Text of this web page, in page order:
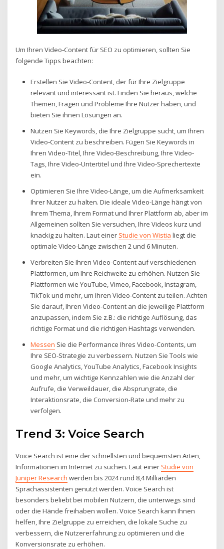
Um Ihren Video-Content für SEO zu optimieren, sollten Sie
folgende Tipps beachten:
Erstellen Sie Video-Content, der für Ihre Zielgruppe
relevant und interessant ist. Finden Sie heraus, welche
Themen, Fragen und Probleme Ihre Nutzer haben, und
bieten Sie ihnen Lösungen an.
Nutzen Sie Keywords, die Ihre Zielgruppe sucht, um Ihren
Video-Content zu beschreiben. Fügen Sie Keywords in
Ihren Video-Titel, Ihre Video-Beschreibung, Ihre Video-
Tags, Ihre Video-Untertitel und Ihre Video-Sprechertexte
ein.
Optimieren Sie Ihre Video-Länge, um die Aufmerksamkeit
Ihrer Nutzer zu halten. Die ideale Video-Länge hängt von
Ihrem Thema, Ihrem Format und Ihrer Plattform ab, aber im
Allgemeinen sollten Sie versuchen, Ihre Videos kurz und
knackig zu halten. Laut einer Studie von Wistia liegt die
optimale Video-Länge zwischen 2 und 6 Minuten.
Verbreiten Sie Ihren Video-Content auf verschiedenen
Plattformen, um Ihre Reichweite zu erhöhen. Nutzen Sie
Plattformen wie YouTube, Vimeo, Facebook, Instagram,
TikTok und mehr, um Ihren Video-Content zu teilen. Achten
Sie darauf, Ihren Video-Content an die jeweilige Plattform
anzupassen, indem Sie z.B.: die richtige Auflösung, das
richtige Format und die richtigen Hashtags verwenden.
Messen Sie die Performance Ihres Video-Contents, um
Ihre SEO-Strategie zu verbessern. Nutzen Sie Tools wie
Google Analytics, YouTube Analytics, Facebook Insights
und mehr, um wichtige Kennzahlen wie die Anzahl der
Aufrufe, die Verweildauer, die Absprungrate, die
Interaktionsrate, die Conversion-Rate und mehr zu
verfolgen.
Trend 3: Voice Search
Voice Search ist eine der schnellsten und bequemsten Arten,
Informationen im Internet zu suchen. Laut einer Studie von
Juniper Research werden bis 2024 rund 8,4 Milliarden
Sprachassistenten genutzt werden. Voice Search ist
besonders beliebt bei mobilen Nutzern, die unterwegs sind
oder die Hände freihaben wollen. Voice Search kann Ihnen
helfen, Ihre Zielgruppe zu erreichen, die lokale Suche zu
verbessern, die Nutzererfahrung zu optimieren und die
Konversionsrate zu erhöhen.